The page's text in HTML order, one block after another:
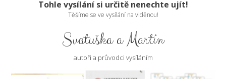
Tohle vysílání si určitě nenechte ujít!
Těšíme se ve vysílání na viděnou!
Svatuška a Martin
autoři a průvodci vysíláním